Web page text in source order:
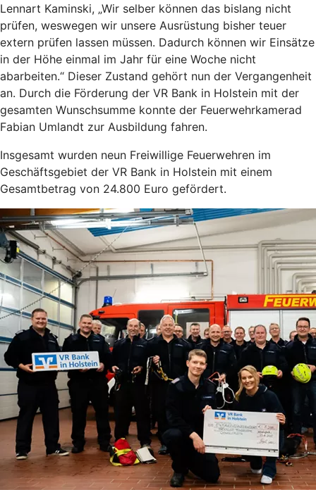
Lennart Kaminski, „Wir selber können das bislang nicht
prüfen, weswegen wir unsere Ausrüstung bisher teuer
extern prüfen lassen müssen. Dadurch können wir Einsätze
in der Höhe einmal im Jahr für eine Woche nicht
abarbeiten.“ Dieser Zustand gehört nun der Vergangenheit
an. Durch die Förderung der VR Bank in Holstein mit der
gesamten Wunschsumme konnte der Feuerwehrkamerad
Fabian Umlandt zur Ausbildung fahren.
Insgesamt wurden neun Freiwillige Feuerwehren im
Geschäftsgebiet der VR Bank in Holstein mit einem
Gesamtbetrag von 24.800 Euro gefördert.